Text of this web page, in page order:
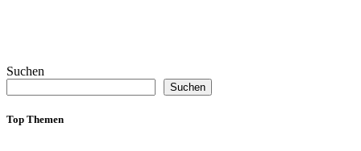
Suchen
Suchen
Top Themen